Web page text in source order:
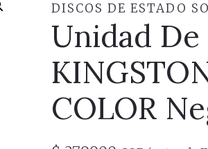
DISCOS DE ESTADO
Unidad De
COLOR